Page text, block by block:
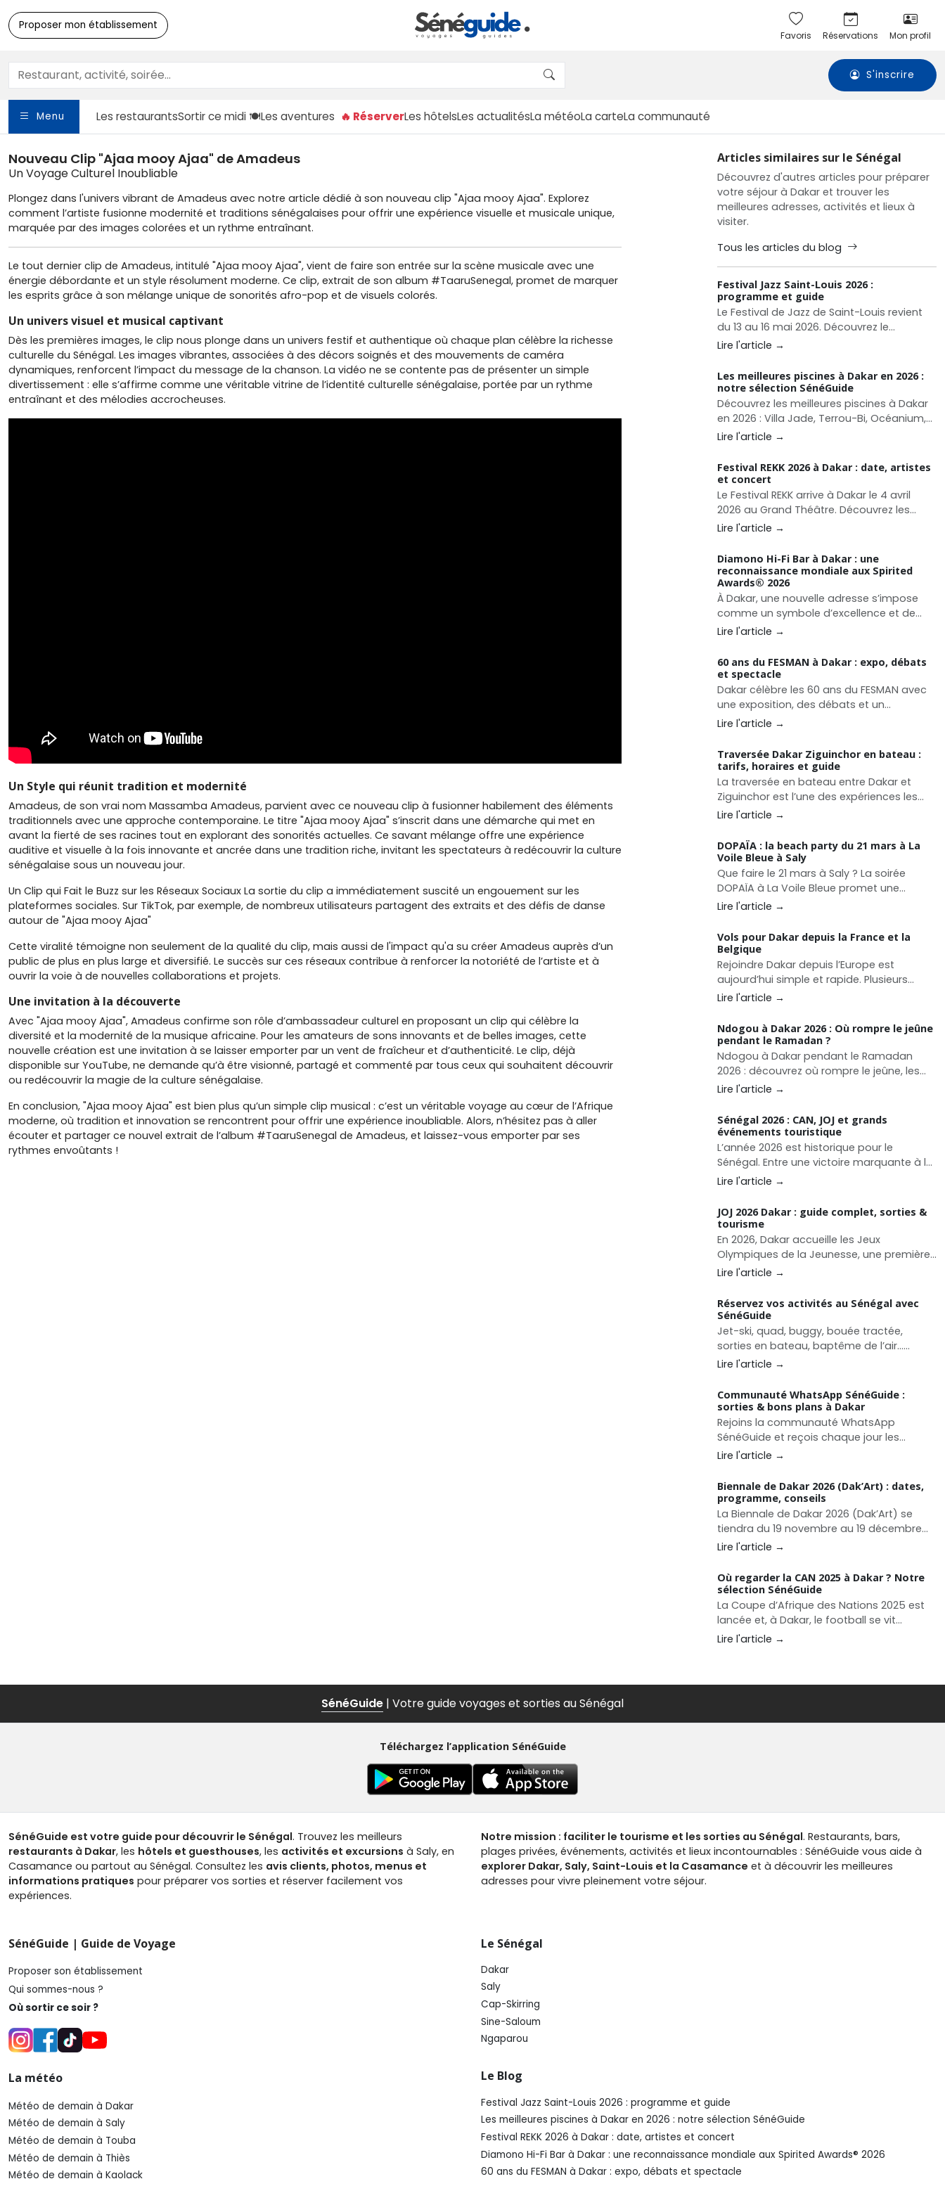
Proposer mon établissement
Favoris Réservations Mon profil
S'inscrire
Menu Les restaurantsSortirce midi 🍽️Les aventures 🔥 RéserverLes hôtelsLes actualitésLa météoLa carteLa communauté
Nouveau Clip "Ajaa mooy Ajaa" de Amadeus
Un Voyage Culturel Inoubliable
Plongez dans l'univers vibrant de Amadeus avec notre article dédié à son nouveau clip "Ajaa mooy Ajaa". Explorez
comment l’artiste fusionne modernité et traditions sénégalaises pour offrir une expérience visuelle et musicale unique,
marquée par des images colorées et un rythme entraînant.
Le tout dernier clip de Amadeus, intitulé "Ajaa mooy Ajaa", vient de faire son entrée sur la scène musicale avec une
énergie débordante et un style résolument moderne. Ce clip, extrait de son album #TaaruSenegal, promet de marquer
les esprits grâce à son mélange unique de sonorités afro-pop et de visuels colorés.
Un univers visuel et musical captivant
Dès les premières images, le clip nous plonge dans un univers festif et authentique où chaque plan célèbre la richesse
culturelle du Sénégal. Les images vibrantes, associées à des décors soignés et des mouvements de caméra
dynamiques, renforcent l’impact du message de la chanson. La vidéo ne se contente pas de présenter un simple
divertissement : elle s’affirme comme une véritable vitrine de l’identité culturelle sénégalaise, portée par un rythme
entraînant et des mélodies accrocheuses.
Un Style qui réunit tradition et modernité
Amadeus, de son vrai nom Massamba Amadeus, parvient avec ce nouveau clip à fusionner habilement des éléments
traditionnels avec une approche contemporaine. Le titre "Ajaa mooy Ajaa" s’inscrit dans une démarche qui met en
avant la fierté de ses racines tout en explorant des sonorités actuelles. Ce savant mélange offre une expérience
auditive et visuelle à la fois innovante et ancrée dans une tradition riche, invitant les spectateurs à redécouvrir la culture
sénégalaise sous un nouveau jour.
Un Clip qui Fait le Buzz sur les Réseaux Sociaux La sortie du clip a immédiatement suscité un engouement sur les
plateformes sociales. Sur TikTok, par exemple, de nombreux utilisateurs partagent des extraits et des défis de danse
autour de "Ajaa mooy Ajaa"
Cette viralité témoigne non seulement de la qualité du clip, mais aussi de l'impact qu'a su créer Amadeus auprès d’un
public de plus en plus large et diversifié. Le succès sur ces réseaux contribue à renforcer la notoriété de l’artiste et à
ouvrir la voie à de nouvelles collaborations et projets.
Une invitation à la découverte
Avec "Ajaa mooy Ajaa", Amadeus confirme son rôle d’ambassadeur culturel en proposant un clip qui célèbre la
diversité et la modernité de la musique africaine. Pour les amateurs de sons innovants et de belles images, cette
nouvelle création est une invitation à se laisser emporter par un vent de fraîcheur et d’authenticité. Le clip, déjà
disponible sur YouTube, ne demande qu’à être visionné, partagé et commenté par tous ceux qui souhaitent découvrir
ou redécouvrir la magie de la culture sénégalaise.
En conclusion, "Ajaa mooy Ajaa" est bien plus qu’un simple clip musical : c’est un véritable voyage au cœur de l’Afrique
moderne, où tradition et innovation se rencontrent pour offrir une expérience inoubliable. Alors, n’hésitez pas à aller
écouter et partager ce nouvel extrait de l’album #TaaruSenegal de Amadeus, et laissez-vous emporter par ses
rythmes envoûtants !
Articles similaires sur le Sénégal
Découvrez d'autres articles pour préparer
votre séjour à Dakar et trouver les
meilleures adresses, activités et lieux à
visiter.
Tous les articles du blog
Festival Jazz Saint-Louis 2026 :
programme et guide
Le Festival de Jazz de Saint-Louis revient
du 13 au 16 mai 2026. Découvrez le
programme, les artistes et comment
Lire l'article →
Les meilleures piscines à Dakar en 2026 :
notre sélection SénéGuide
Découvrez les meilleures piscines à Dakar
en 2026 : Villa Jade, Terrou-Bi, Océanium,
Teranga Beach Club, Surfer Paradise, La
pour se baigner, déjeuner ou profiter d’un
beach club à Dakar.
Lire l'article →
Festival REKK 2026 à Dakar : date, artistes
et concert
Le Festival REKK arrive à Dakar le 4 avril
2026 au Grand Théâtre. Découvrez les
artistes annoncés, le programme et
grand concert afro-urbain.
Lire l'article →
Diamono Hi-Fi Bar à Dakar : une
reconnaissance mondiale aux Spirited
Awards®️ 2026
À Dakar, une nouvelle adresse s’impose
comme un symbole d’excellence et de
modernité dans l’univers de la mixologie :
son concept unique, l’établissement
franchit un cap majeur en intégrant le Top
10 Middle East &amp; Africa des
prestigieux Spirited Awards®️ 2026
Lire l'article →
60 ans du FESMAN à Dakar : expo, débats
et spectacle
Dakar célèbre les 60 ans du FESMAN avec
une exposition, des débats et un
spectacle autour des archives africaines.
mémoire et création contemporaine.
Lire l'article →
Traversée Dakar Ziguinchor en bateau :
tarifs, horaires et guide
La traversée en bateau entre Dakar et
Ziguinchor est l’une des expériences les
plus populaires pour rejoindre la
ferry Aline Sitoe Diatta, les prix des cabines,
les services à bord et nos conseils pour
préparer votre voyage.
Lire l'article →
DOPAÏA : la beach party du 21 mars à La
Voile Bleue à Saly
Que faire le 21 mars à Saly ? La soirée
DOPAÏA à La Voile Bleue promet une
ambiance beach party avec DJs,
Petite Côte.
Lire l'article →
Vols pour Dakar depuis la France et la
Belgique
Rejoindre Dakar depuis l’Europe est
aujourd’hui simple et rapide. Plusieurs
compagnies proposent des vols directs
nombreuses villes françaises.
Lire l'article →
Ndogou à Dakar 2026 : Où rompre le jeûne
pendant le Ramadan ?
Ndogou à Dakar pendant le Ramadan
2026 : découvrez où rompre le jeûne, les
meilleurs restaurants, buffets Ramadan,
votre iftar à Dakar.
Lire l'article →
Sénégal 2026 : CAN, JOJ et grands
événements touristique
L’année 2026 est historique pour le
Sénégal. Entre une victoire marquante à la
CAN, l’organisation des Jeux Olympiques
riche en festivals et salons, le pays
s’impose comme une destination
touristique dynamique et attractive.
Lire l'article →
JOJ 2026 Dakar : guide complet, sorties &
tourisme
En 2026, Dakar accueille les Jeux
Olympiques de la Jeunesse, une première
historique en Afrique. Sports, sites, culture,
complet pour vivre les JOJ 2026 avec
SénéGuide.
Lire l'article →
Réservez vos activités au Sénégal avec
SénéGuide
Jet-ski, quad, buggy, bouée tractée,
sorties en bateau, baptême de l’air…
Désormais, vous pouvez réserver en
Lire l'article →
Communauté WhatsApp SénéGuide :
sorties & bons plans à Dakar
Rejoins la communauté WhatsApp
SénéGuide et reçois chaque jour les
meilleures sorties, restaurants,
Sénégal.
Lire l'article →
Biennale de Dakar 2026 (Dak’Art) : dates,
programme, conseils
La Biennale de Dakar 2026 (Dak’Art) se
tiendra du 19 novembre au 19 décembre
2026. Dates, lieux, OFF, conseils pour
Lire l'article →
Où regarder la CAN 2025 à Dakar ? Notre
sélection SénéGuide
La Coupe d’Afrique des Nations 2025 est
lancée et, à Dakar, le football se vit
ensemble, dans le bruit, la ferveur et la
Lire l'article →
SénéGuide | Votre guide voyages et sorties au Sénégal
Téléchargez l’application SénéGuide
SénéGuide est votre guide pour découvrir le Sénégal. Trouvez les meilleurs
restaurants à Dakar, les hôtels et guesthouses, les activités et excursions à Saly, en
Casamance ou partout au Sénégal. Consultez les avis clients, photos, menus et
informations pratiques pour préparer vos sorties et réserver facilement vos
expériences.
Notre mission : faciliter le tourisme et les sorties au Sénégal. Restaurants, bars,
plages privées, événements, activités et lieux incontournables : SénéGuide vous aide à
explorer Dakar, Saly, Saint-Louis et la Casamance et à découvrir les meilleures
adresses pour vivre pleinement votre séjour.
SénéGuide | Guide de Voyage
Proposer son établissement
Qui sommes-nous ?
Où sortir ce soir ?
Le Sénégal
Dakar
Saly
Cap-Skirring
Sine-Saloum
Ngaparou
La météo
Météo de demain à Dakar
Météo de demain à Saly
Météo de demain à Touba
Météo de demain à Thiès
Météo de demain à Kaolack
Le Blog
Festival Jazz Saint-Louis 2026 : programme et guide
Les meilleures piscines à Dakar en 2026 : notre sélection SénéGuide
Festival REKK 2026 à Dakar : date, artistes et concert
Diamono Hi-Fi Bar à Dakar : une reconnaissance mondiale aux Spirited Awards®️ 2026
60 ans du FESMAN à Dakar : expo, débats et spectacle